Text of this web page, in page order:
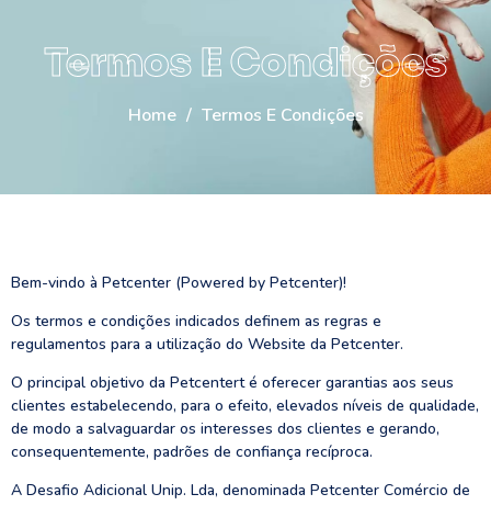
Termos E Condições
Home / Termos E Condições
Bem-vindo à Petcenter (Powered by Petcenter)!
Os termos e condições indicados definem as regras e
regulamentos para a utilização do Website da Petcenter.
O principal objetivo da Petcentert é oferecer garantias aos seus
clientes estabelecendo, para o efeito, elevados níveis de qualidade,
de modo a salvaguardar os interesses dos clientes e gerando,
consequentemente, padrões de confiança recíproca.
A Desafio Adicional Unip. Lda, denominada Petcenter Comércio de